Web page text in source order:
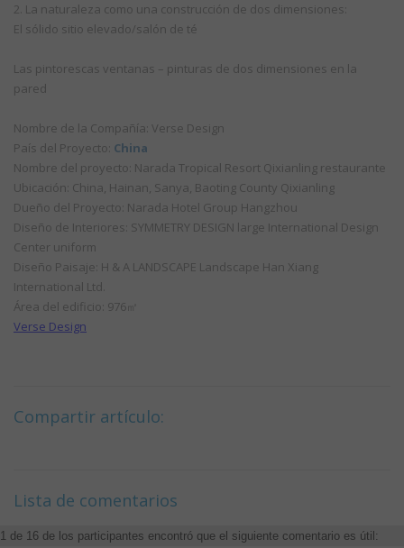
2. La naturaleza como una construcción de dos dimensiones:
El sólido sitio elevado/salón de té
Las pintorescas ventanas – pinturas de dos dimensiones en la
pared
Nombre de la Compañía: Verse Design
País del Proyecto: China
Nombre del proyecto: Narada Tropical Resort Qixianling restaurante
Ubicación: China, Hainan, Sanya, Baoting County Qixianling
Dueño del Proyecto: Narada Hotel Group Hangzhou
Diseño de Interiores: SYMMETRY DESIGN large International Design
Center uniform
Diseño Paisaje: H & A LANDSCAPE Landscape Han Xiang
International Ltd.
Área del edificio: 976㎡
Verse Design
Compartir artículo:
Lista de comentarios
1 de 16 de los participantes encontró que el siguiente comentario es útil: